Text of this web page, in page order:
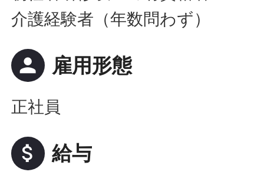
介護経験者（年数問わず）
person 雇用形態
正社員
attach_money 給与